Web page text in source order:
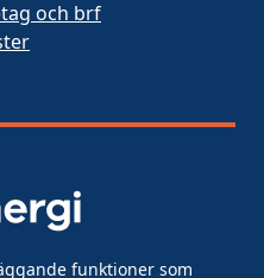
och brf
funktioner som